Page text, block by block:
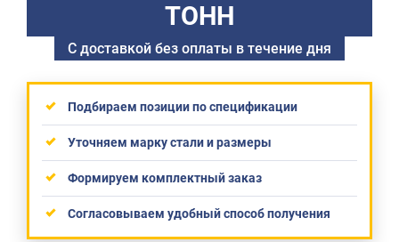
ТОНН
С доставкой без оплаты в течение дня
Подбираем позиции по спецификации
Уточняем марку стали и размеры
Формируем комплектный заказ
Согласовываем удобный способ получения